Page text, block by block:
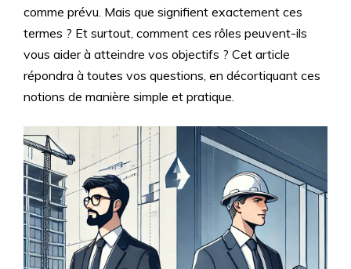
comme prévu. Mais que signifient exactement ces
termes ? Et surtout, comment ces rôles peuvent-ils
vous aider à atteindre vos objectifs ? Cet article
répondra à toutes vos questions, en décortiquant ces
notions de manière simple et pratique.